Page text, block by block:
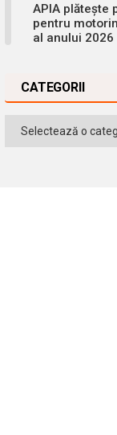
APIA plătește
pentru
al anului 2026
CATEGORII
Categorii